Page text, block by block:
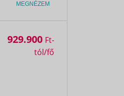
MEGNÉZEM
929.900 Ft